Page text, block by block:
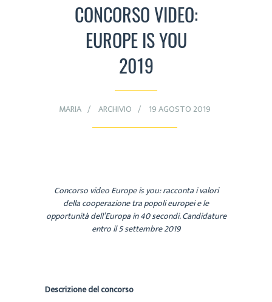
CONCORSO VIDEO:
EUROPE IS YOU
2019
MARIA ARCHIVIO 19 AGOSTO 2019
Concorso video Europe is you: racconta i valori
della cooperazione tra popoli europei e le
opportunità dell’Europa in 40 secondi. Candidature
entro il 5 settembre 2019
Descrizione del concorso